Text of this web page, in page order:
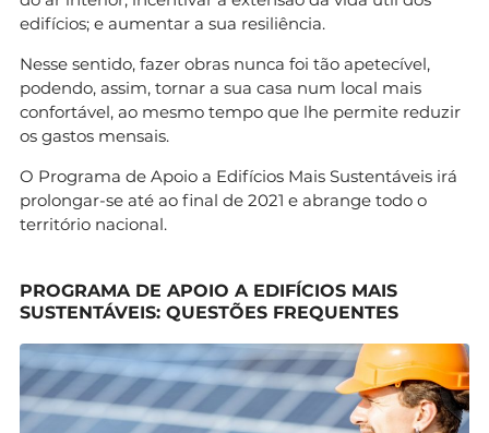
edifícios; e aumentar a sua resiliência.
Nesse sentido, fazer obras nunca foi tão apetecível,
podendo, assim, tornar a sua casa num local mais
confortável, ao mesmo tempo que lhe permite reduzir
os gastos mensais.
O Programa de Apoio a Edifícios Mais Sustentáveis irá
prolongar-se até ao final de 2021 e abrange todo o
território nacional.
PROGRAMA DE APOIO A EDIFÍCIOS MAIS
SUSTENTÁVEIS: QUESTÕES FREQUENTES